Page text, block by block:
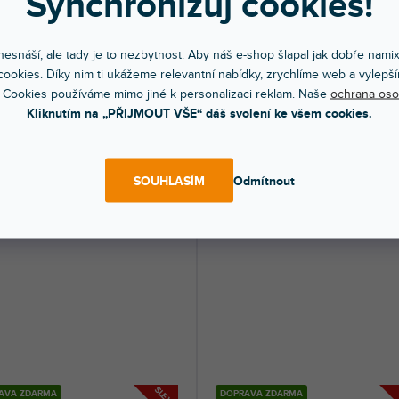
ale tady je to nezbytnost. Aby náš e-shop šlapal jak dobře
Díky nim ti ukážeme relevantní nabídky, zrychlíme web a
používáme mimo jiné k personalizaci reklam. Naše ochrana
Kliknutím na „PŘIJMOUT VŠE“ dáš svolení ke všem cookies.
Odmítnout
SOUHLASÍM
ZDARMA
na prodejně (1 ks
Kč DO KOŠÍKU
gramofon s 9" ramenem z
2 kg těžkým akrylovým talířem,...
DOPRAVA ZDARMA
Skladem na prodejně 1 ks
124 990 Kč
High End gramofon (22,4 kg), rameno
ZDARMA DOPRAVA ZDARMA